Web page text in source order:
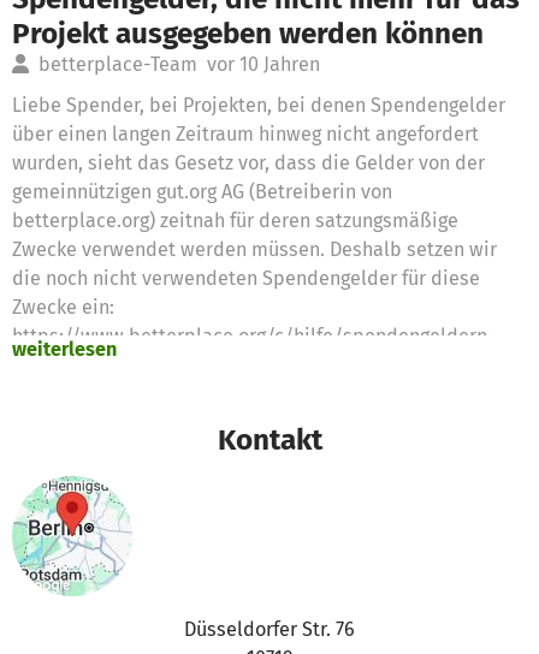
Projekt ausgegeben werden können
betterplace-Team vor 10 Jahren
Liebe Spender, bei Projekten, bei denen Spendengelder
über einen langen Zeitraum hinweg nicht angefordert
wurden, sieht das Gesetz vor, dass die Gelder von der
gemeinnützigen gut.org AG (Betreiberin von
betterplace.org) zeitnah für deren satzungsmäßige
Zwecke verwendet werden müssen. Deshalb setzen wir
die noch nicht verwendeten Spendengelder für diese
Zwecke ein:
https://www.betterplace.org/c/hilfe/spendengeldern-
weiterlesen
Kontakt
Düsseldorfer Str. 76